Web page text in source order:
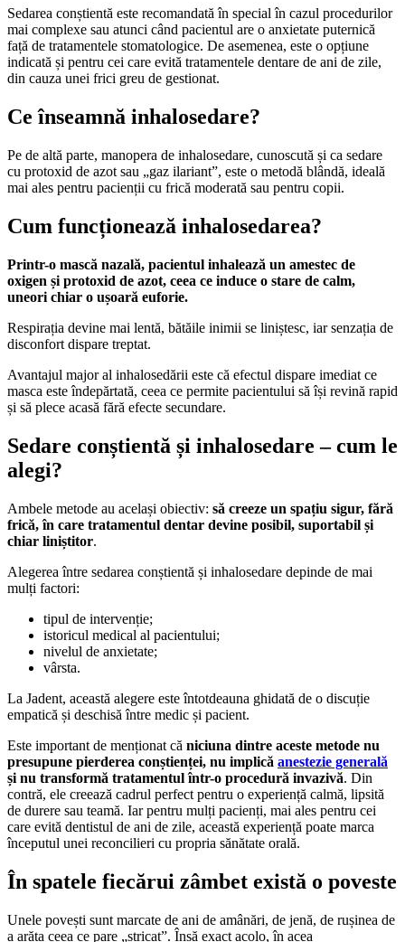
Sedarea conștientă este recomandată în special în cazul procedurilor
mai complexe sau atunci când pacientul are o anxietate puternică
față de tratamentele stomatologice. De asemenea, este o opțiune
indicată și pentru cei care evită tratamentele dentare de ani de zile,
din cauza unei frici greu de gestionat.
Ce înseamnă inhalosedare?
Pe de altă parte, manopera de inhalosedare, cunoscută și ca sedare
cu protoxid de azot sau „gaz ilariant”, este o metodă blândă, ideală
mai ales pentru pacienții cu frică moderată sau pentru copii.
Cum funcționează inhalosedarea?
Printr-o mască nazală, pacientul inhalează un amestec de
oxigen și protoxid de azot, ceea ce induce o stare de calm,
uneori chiar o ușoară euforie.
Respirația devine mai lentă, bătăile inimii se liniștesc, iar senzația de
disconfort dispare treptat.
Avantajul major al inhalosedării este că efectul dispare imediat ce
masca este îndepărtată, ceea ce permite pacientului să își revină rapid
și să plece acasă fără efecte secundare.
Sedare conștientă și inhalosedare – cum le
alegi?
Ambele metode au același obiectiv: să creeze un spațiu sigur, fără
frică, în care tratamentul dentar devine posibil, suportabil și
chiar liniștitor.
Alegerea între sedarea conștientă și inhalosedare depinde de mai
mulți factori:
tipul de intervenție;
istoricul medical al pacientului;
nivelul de anxietate;
vârsta.
La Jadent, această alegere este întotdeauna ghidată de o discuție
empatică și deschisă între medic și pacient.
Este important de menționat că niciuna dintre aceste metode nu
presupune pierderea conștienței, nu implică anestezie generală
și nu transformă tratamentul într-o procedură invazivă. Din
contră, ele creează cadrul perfect pentru o experiență calmă, lipsită
de durere sau teamă. Iar pentru mulți pacienți, mai ales pentru cei
care evită dentistul de ani de zile, această experiență poate marca
începutul unei reconcilieri cu propria sănătate orală.
În spatele fiecărui zâmbet există o poveste
Unele povești sunt marcate de ani de amânări, de jenă, de rușinea de
a arăta ceea ce pare „stricat”. Însă exact acolo, în acea